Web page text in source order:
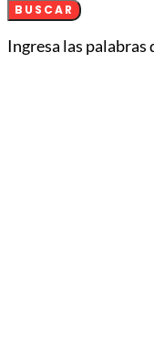
BUSCAR
Ingresa las palabras